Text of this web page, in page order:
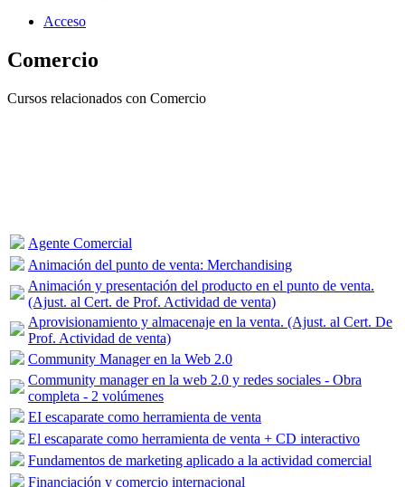
Acceso
Comercio
Cursos relacionados con Comercio
Agente Comercial
Animación del punto de venta: Merchandising
Animación y presentación del producto en el punto de venta.
(Ajust. al Cert. de Prof. Actividad de venta)
Aprovisionamiento y almacenaje en la venta. (Ajust. al Cert. De
Prof. Actividad de venta)
Community Manager en la Web 2.0
Community manager en la web 2.0 y redes sociales - Obra
completa - 2 volúmenes
EI escaparate como herramienta de venta
El escaparate como herramienta de venta + CD interactivo
Fundamentos de marketing aplicado a la actividad comercial
Financiación y comercio internacional